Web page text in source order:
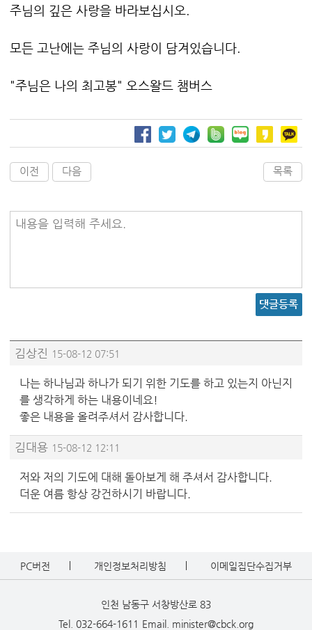
주님의 깊은 사랑을 바라보십시오.
모든 고난에는 주님의 사랑이 담겨있습니다.
"주님은 나의 최고봉" 오스왈드 챔버스
이전 다음 목록
내용을 입력해 주세요.
댓글등록
김상진 15-08-12 07:51
나는 하나님과 하나가 되기 위한 기도를 하고 있는지 아닌지
를 생각하게 하는 내용이네요!
좋은 내용을 올려주셔서 감사합니다.
김대용 15-08-12 12:11
저와 저의 기도에 대해 돌아보게 해 주셔서 감사합니다.
더운 여름 항상 강건하시기 바랍니다.
PC버전 개인정보처리방침 이메일집단수집거부
인천 남동구 서창방산로 83
Tel. 032-664-1611 Email. minister@cbck.org